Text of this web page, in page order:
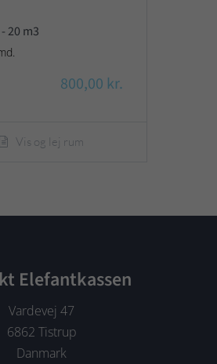
20 m3
800,00 kr.
Vis og lej rum
Elefantkassen
Vardevej 47
6862 Tistrup
Danmark